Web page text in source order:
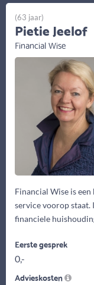
Financial Wise is
service voorop staat.
financiele
(63 jaar)
Pietie Jeelof
Financial Wise
Eerste gesprek
0,-
Advieskosten